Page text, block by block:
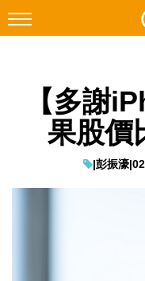
Facebook
科技焦點
遊戲動漫
【多謝
果股價
|彭振濠|